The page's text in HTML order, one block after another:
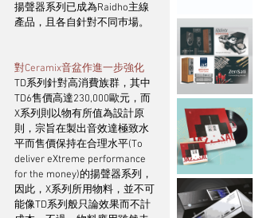
揚聲器系列已成為Raidho主線
產品，且各自針對不同巿場。
對Ceramix音盆作進一步強化
TD系列針對高消費族群，其中
TD6售價高達230,000歐元，而
X系列則以物有所值為設計原
則，宗旨在製出音效達極致水
平而售價保持在合理水平(To
deliver eXtreme performance
for the money)的揚聲器系列，
因此，X系列所用物料，並不可
能像TD系列般只論效果而不計